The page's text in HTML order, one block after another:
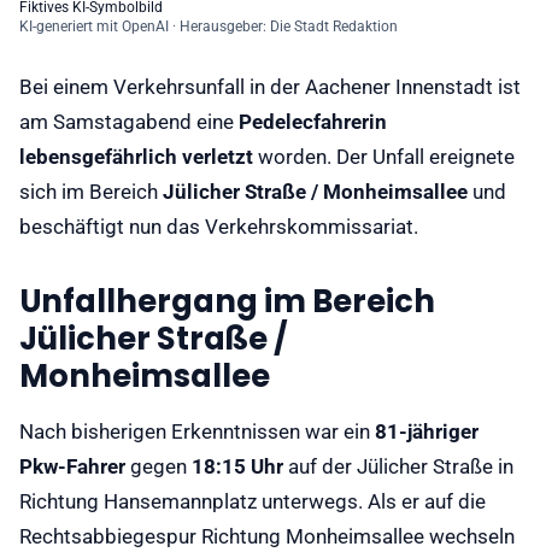
Fiktives KI-Symbolbild
KI-generiert mit OpenAI · Herausgeber: Die Stadt Redaktion
Bei einem Verkehrsunfall in der Aachener Innenstadt ist
am Samstagabend eine Pedelecfahrerin
lebensgefährlich verletzt worden. Der Unfall ereignete
sich im Bereich Jülicher Straße / Monheimsallee und
beschäftigt nun das Verkehrskommissariat.
Unfallhergang im Bereich
Jülicher Straße /
Monheimsallee
Nach bisherigen Erkenntnissen war ein 81-jähriger
Pkw-Fahrer gegen 18:15 Uhr auf der Jülicher Straße in
Richtung Hansemannplatz unterwegs. Als er auf die
Rechtsabbiegespur Richtung Monheimsallee wechseln